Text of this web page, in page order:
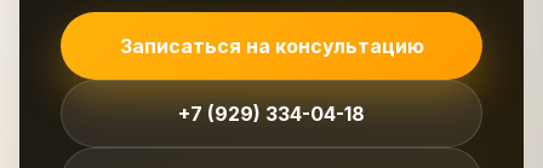
Записаться на консультацию
+7 (929) 334-04-18